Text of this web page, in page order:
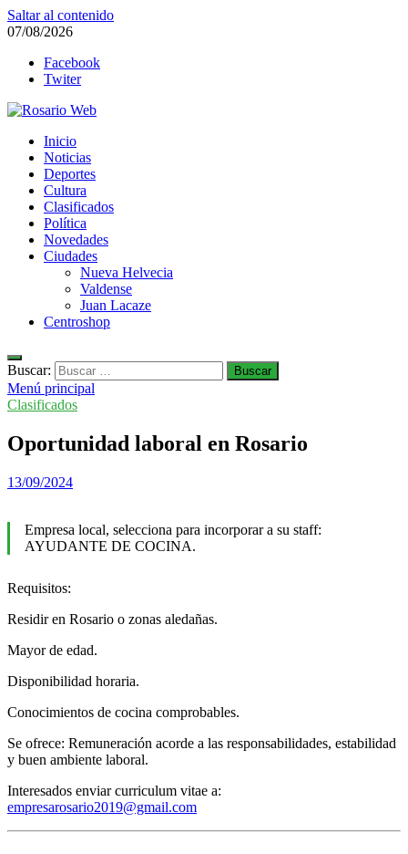
Saltar al contenido
07/08/2026
Facebook
Twiter
Rosario Web
Todas la noticias de Rosario y la zona
Inicio
Noticias
Deportes
Cultura
Clasificados
Política
Novedades
Ciudades
Nueva Helvecia
Valdense
Juan Lacaze
Centroshop
Buscar:
Menú principal
Clasificados
Oportunidad laboral en Rosario
13/09/2024
Empresa local, selecciona para incorporar a su staff:
AYUDANTE DE COCINA.
Requisitos:
Residir en Rosario o zonas aledañas.
Mayor de edad.
Disponibilidad horaria.
Conocimientos de cocina comprobables.
Se ofrece: Remuneración acorde a las responsabilidades, estabilidad
y buen ambiente laboral.
Interesados enviar curriculum vitae a:
empresarosario2019@gmail.com